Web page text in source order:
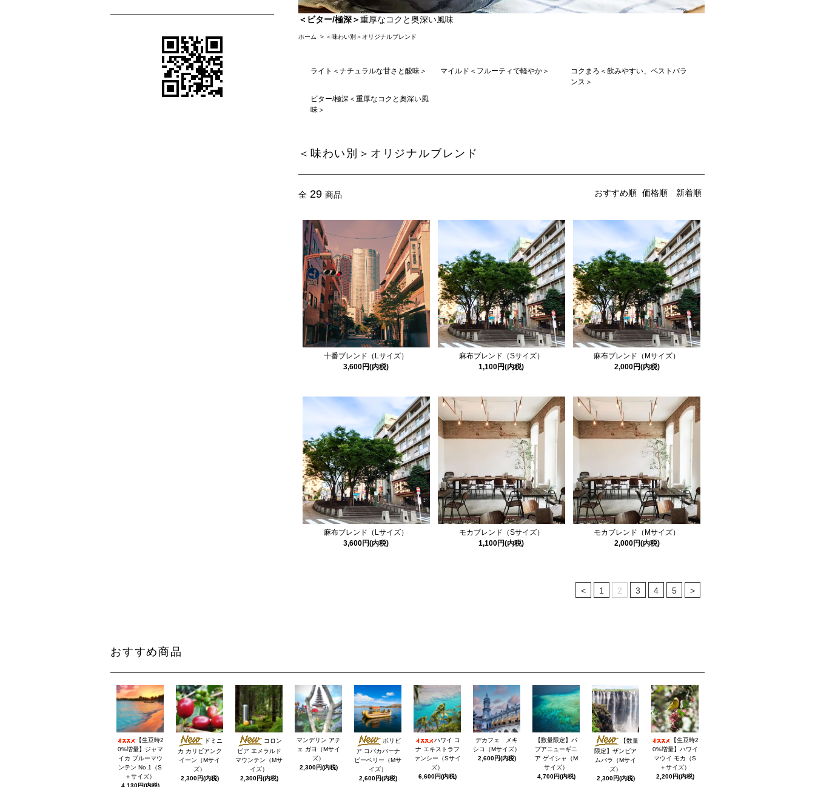
＜ビター/極深＞重厚なコクと奥深い風味
ホーム > ＜味わい別＞オリジナルブレンド
ライト＜ナチュラルな甘さと酸味＞ マイルド＜フルーティで軽やか＞
コクまろ＜飲みやすい、ベストバラ
ンス＞
ビター/極深＜重厚なコクと奥深い風
味＞
＜味わい別＞オリジナルブレンド
全 29 商品 おすすめ順 価格順 新着順
十番ブレンド（Lサイズ）
3,600円(内税)
麻布ブレンド（Sサイズ）
1,100円(内税)
麻布ブレンド（Mサイズ）
2,000円(内税)
麻布ブレンド（Lサイズ）
3,600円(内税)
モカブレンド（Sサイズ）
1,100円(内税)
モカブレンド（Mサイズ）
2,000円(内税)
< 1 2 3 4 5 >
おすすめ商品
【生豆時2
0%増量】ジャマ
イカ ブルーマウ
ンテン No.1（S
＋サイズ）
ドミニ
カ カリビアンク
イーン（Mサイ
ズ）
2,300円(内税)
コロン
ビア エメラルド
マウンテン（Mサ
イズ）
2,300円(内税)
マンデリン アチ
ェ ガヨ（Mサイ
ズ）
2,300円(内税)
ボリビ
ア コパカバーナ
ピーベリー（Mサ
イズ）
2,600円(内税)
ハワイ コ
ナ エキストラフ
ァンシー（Sサイ
ズ）
6,600円(内税)
デカフェ メキ
シコ（Mサイズ）
2,600円(内税)
【数量限定】パ
プアニューギニ
ア ゲイシャ（M
サイズ）
4,700円(内税)
【数量
限定】ザンビア
ムバラ（Mサイ
ズ）
2,300円(内税)
【生豆時2
0%増量】ハワイ
マウイ モカ（S
＋サイズ）
2,200円(内税)